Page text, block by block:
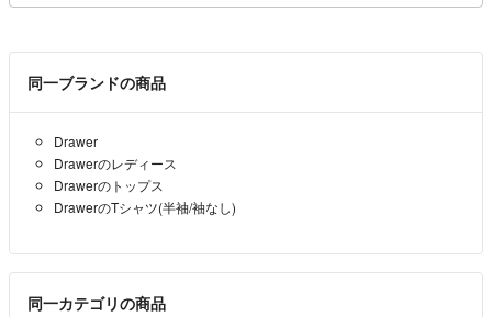
同一ブランドの商品
Drawer
Drawerのレディース
Drawerのトップス
DrawerのTシャツ(半袖/袖なし)
同一カテゴリの商品